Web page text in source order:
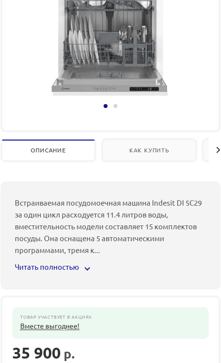
ОПИСАНИЕ КАК КУПИТЬ
Встраиваемая посудомоечная машина Indesit DI 5C29
за один цикл расходуется 11.4 литров воды,
вместительность модели составляет 15 комплектов
посуды. Она оснащена 5 автоматическими
программами, тремя к...
Читать полностью
ТОВАР УЧАСТВУЕТ В АКЦИЯХ
Вместе выгоднее!
35 900 р.